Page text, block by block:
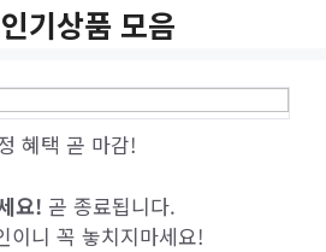
기상품 모음
혜택 곧 마감!
요! 곧 종료됩니다.
이니 꼭 놓치지마세요!